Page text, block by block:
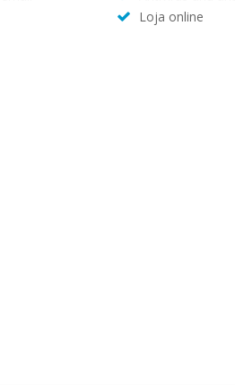
Loja online